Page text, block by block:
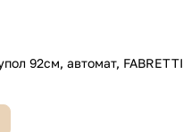
92см, автомат, FABRETTI